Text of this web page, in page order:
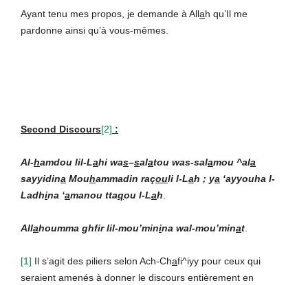
Ayant tenu mes propos, je demande à Allah qu’Il me
pardonne ainsi qu’à vous-mêmes.
Second Discours[2] :
Al-hamdou lil-Lahi was–salatou was-salamou ^ala
sayyidina Mouhammadin raçouli l-Lah ; ya ‘ayyouha l-
Ladhina ‘amanou ttaqou l-Lah
Allahoumma ghfir lil-mou’minina wal-mou’minat
[1] Il s’agit des piliers selon Ach-Chafi^iyy pour ceux qui
seraient amenés à donner le discours entièrement en